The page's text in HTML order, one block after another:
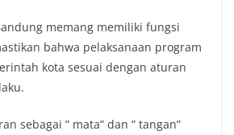
memang memiliki fungsi
bahwa pelaksanaan program
kota sesuai dengan aturan
sebagai ” mata” dan ” tangan”